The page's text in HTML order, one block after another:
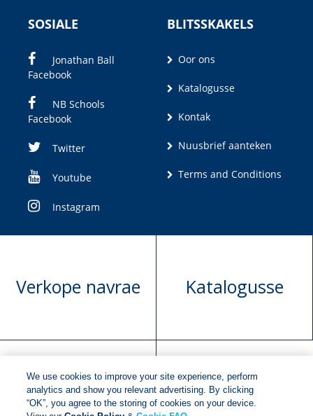
SOSIALE
Jonathan Ball
Facebook
NB Schools
Facebook
Twitter
Youtube
Instagram
BLITSSKAKELS
Oor ons
Katalogusse
Kontak
Nuusbrief aanteken
Terms and Conditions
Verkope navrae Katalogusse
Manuskrip
voorlegging
Versoek boekregte
We use cookies to improve your site experience, perform
analytics and show you relevant advertising. By clicking
“OK”, you agree to the storing of cookies on your device.